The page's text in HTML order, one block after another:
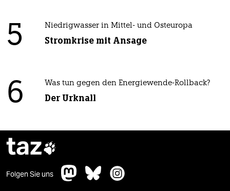
5 Niedrigwasser in Mittel- und Osteuropa
Stromkrise mit Ansage
6 Was tun gegen den Energiewende-Rollback?
Der Urknall
taz
Folgen Sie uns